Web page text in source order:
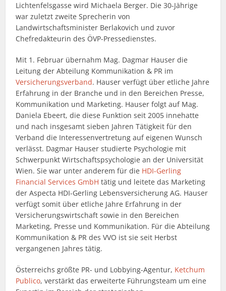
Lichtenfelsgasse wird Michaela Berger. Die 30-Jährige
war zuletzt zweite Sprecherin von
Landwirtschaftsminister Berlakovich und zuvor
Chefredakteurin des ÖVP-Pressedienstes.
Mit 1. Februar übernahm Mag. Dagmar Hauser die
Leitung der Abteilung Kommunikation & PR im
Versicherungsverband. Hauser verfügt über etliche Jahre
Erfahrung in der Branche und in den Bereichen Presse,
Kommunikation und Marketing. Hauser folgt auf Mag.
Daniela Ebeert, die diese Funktion seit 2005 innehatte
und nach insgesamt sieben Jahren Tätigkeit für den
Verband die Interessenvertretung auf eigenen Wunsch
verlässt. Dagmar Hauser studierte Psychologie mit
Schwerpunkt Wirtschaftspsychologie an der Universität
Wien. Sie war unter anderem für die HDI-Gerling
Financial Services GmbH tätig und leitete das Marketing
der Aspecta HDI-Gerling Lebensversicherung AG. Hauser
verfügt somit über etliche Jahre Erfahrung in der
Versicherungswirtschaft sowie in den Bereichen
Marketing, Presse und Kommunikation. Für die Abteilung
Kommunikation & PR des VVO ist sie seit Herbst
vergangenen Jahres tätig.
Österreichs größte PR- und Lobbying-Agentur, Ketchum
Publico, verstärkt das erweiterte Führungsteam um eine